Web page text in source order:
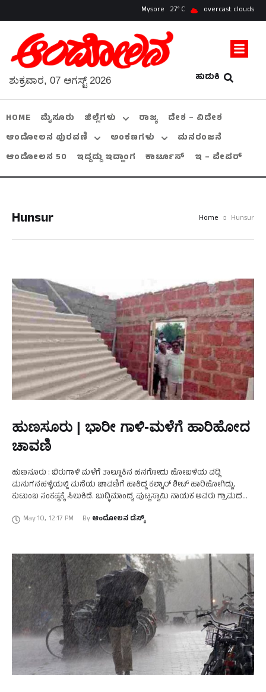
Mysore 27 overcast clouds
ಹುಡುಕಿ
ಶುಕ್ರವಾರ, 07 ಆಗಸ್ಟ್ 2026
HOME ಮೈಸೂರು ಜಿಲ್ಲೆಗಳು ರಾಜ್ಯ
ದೇಶ – ವಿದೇಶ
ಆಂದೋಲನ ಪುರವಣಿ
ಅಂಕಣಗಳು
ಮನರಂಜನೆ
ಆಂದೋಲನ 50
ಇದ್ದದ್ದು ಇದ್ಹಾಂಗ ಕಾರ್ಟೂನ್ ಇ – ಪೇಪರ್
Hunsur Home Hunsur
ಹುಣಸೂರು | ಭಾರೀ ಗಾಳಿ-ಮಳೆಗೆ ಹಾರಿಹೋದ
ಚಾವಣಿ
ಹುಣಸೂರು : ಬಿರುಗಾಳಿ ಮಳೆಗೆ ತಾಲ್ಲೂಕಿನ ಹನಗೋಡು ಹೋಬಳಿಯ ವದ್ಲಿ
ಮನುಗನಹಳ್ಳಿಯಲ್ಲಿ ಮನೆಯ ಚಾವಣಿಗೆ ಹಾಕಿದ್ದ ಕಲ್ನಾರ್ ಶೀಟ್ ಹಾರಿಹೋಗಿದ್ದು,
ಕುಟುಂಬ ಸಂಕಷ್ಟಕ್ಕೆ ಸಿಲುಕಿದೆ. ಬುದ್ಧಿಮಾಂದ್ಯ ಪುಟ್ಟಸ್ವಾಮಿ ನಾಯಕ ಅವರು ಗ್ರಾಮದ
May 10, 12:17 PM By ಆಂದೋಲನ ಡೆಸ್ಕ್